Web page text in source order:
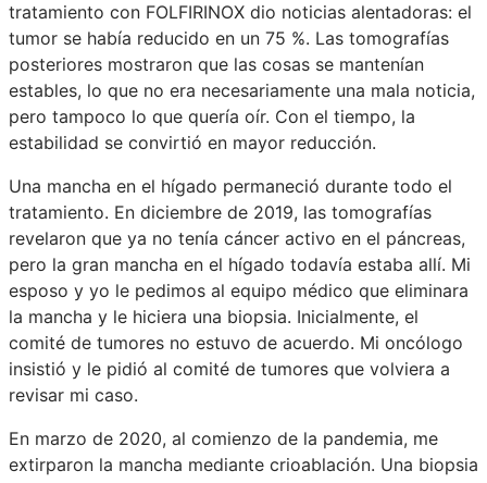
tratamiento con FOLFIRINOX dio noticias alentadoras: el
tumor se había reducido en un 75 %. Las tomografías
posteriores mostraron que las cosas se mantenían
estables, lo que no era necesariamente una mala noticia,
pero tampoco lo que quería oír. Con el tiempo, la
estabilidad se convirtió en mayor reducción.
Una mancha en el hígado permaneció durante todo el
tratamiento. En diciembre de 2019, las tomografías
revelaron que ya no tenía cáncer activo en el páncreas,
pero la gran mancha en el hígado todavía estaba allí. Mi
esposo y yo le pedimos al equipo médico que eliminara
la mancha y le hiciera una biopsia. Inicialmente, el
comité de tumores no estuvo de acuerdo. Mi oncólogo
insistió y le pidió al comité de tumores que volviera a
revisar mi caso.
En marzo de 2020, al comienzo de la pandemia, me
extirparon la mancha mediante crioablación. Una biopsia